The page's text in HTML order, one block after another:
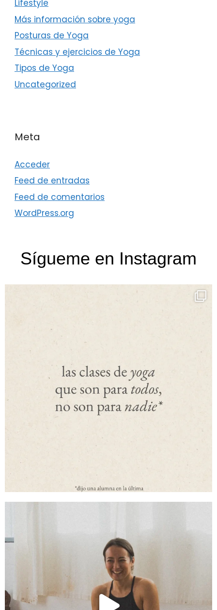
Lifestyle
Más información sobre yoga
Posturas de Yoga
Técnicas y ejercicios de Yoga
Tipos de Yoga
Uncategorized
Meta
Acceder
Feed de entradas
Feed de comentarios
WordPress.org
Sígueme en Instagram